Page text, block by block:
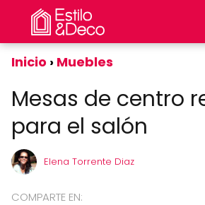
Inicio Muebles
Mesas de centro
para el salón
Elena Torrente Diaz
COMPARTE EN: